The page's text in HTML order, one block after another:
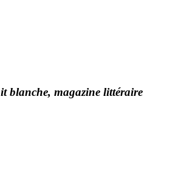
blanche, magazine littéraire